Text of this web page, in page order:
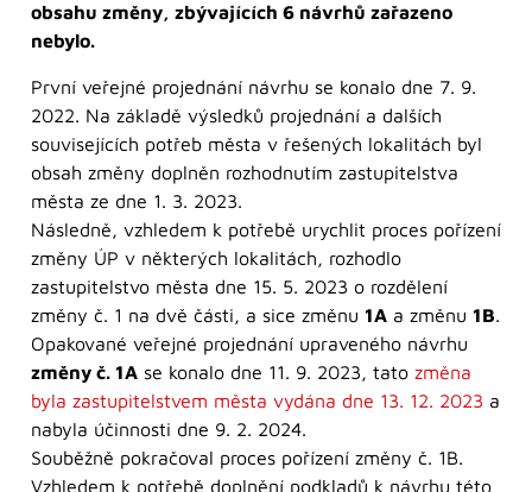
obsahu změny, zbývajících 6 návrhů zařazeno
nebylo.
První veřejné projednání návrhu se konalo dne 7. 9.
2022. Na základě výsledků projednání a dalších
souvisejících potřeb města v řešených lokalitách byl
obsah změny doplněn rozhodnutím zastupitelstva
města ze dne 1. 3. 2023.
Následně, vzhledem k potřebě urychlit proces pořízení
změny ÚP v některých lokalitách, rozhodlo
zastupitelstvo města dne 15. 5. 2023 o rozdělení
změny č. 1 na dvě části, a sice změnu 1A a změnu 1B.
Opakované veřejné projednání upraveného návrhu
změny č. 1A se konalo dne 11. 9. 2023, tato změna
byla zastupitelstvem města vydána dne 13. 12. 2023 a
nabyla účinnosti dne 9. 2. 2024.
Souběžně pokračoval proces pořízení změny č. 1B.
Vzhledem k potřebě doplnění podkladů k návrhu této